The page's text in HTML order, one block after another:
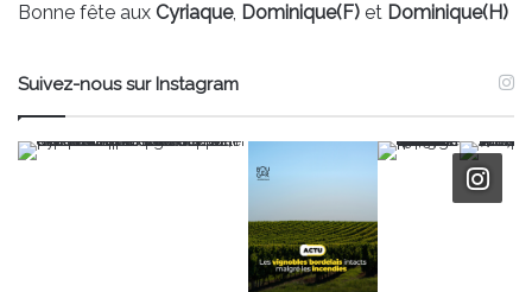
Bonne fête aux Cyriaque, Dominique(F) et Dominique(H)
Suivez-nous sur Instagram